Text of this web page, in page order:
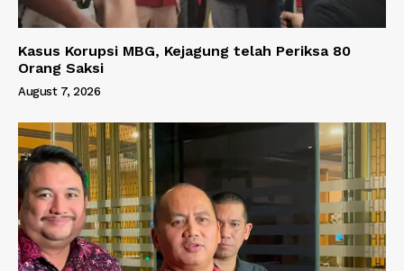
Kasus Korupsi MBG, Kejagung telah Periksa 80
Orang Saksi
August 7, 2026